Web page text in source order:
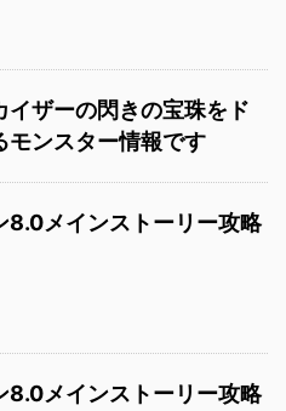
イザーの閃きの宝珠をド
モンスター情報です
8.0メインストーリー攻略
8.0メインストーリー攻略